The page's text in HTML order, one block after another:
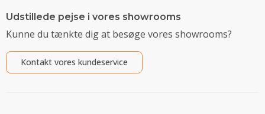
Udstillede pejse i vores showrooms
Kunne du tænkte dig at besøge vores showrooms?
Kontakt vores kundeservice